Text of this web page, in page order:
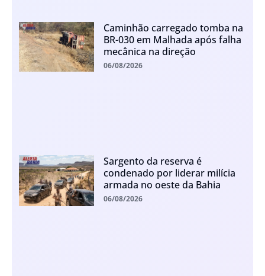
Caminhão carregado tomba na
BR-030 em Malhada após falha
mecânica na direção
06/08/2026
Sargento da reserva é
condenado por liderar milícia
armada no oeste da Bahia
06/08/2026